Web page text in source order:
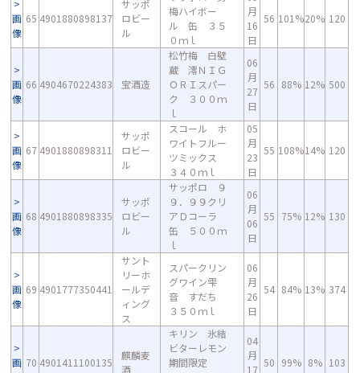
画
像
65 4901880898137
サッポ
ロビー
ル
梅ハイボー
ル 缶 ３５
０ｍｌ
月
16
日
56 101%20% 120
画
像
66 4904670224383 宝酒造
松竹梅 白壁
蔵 澪ＮＩＧ
ＯＲＩスパー
ク ３００ｍ
ｌ
06
月
27
日
56 88% 12% 500
画
像
67 4901880898311
サッポ
ロビー
ル
スコール ホ
ワイトフルー
ツミックス
３４０ｍｌ
05
月
23
日
55 108%14% 120
画
像
68 4901880898335
サッポ
ロビー
ル
サッポロ ９
９．９９クリ
アＤコーラ
缶 ５００ｍ
ｌ
06
月
06
日
55 75% 12% 130
画
像
69 4901777350441
サント
リーホ
ールデ
ィング
ス
スパークリン
グワイン雫
音 すだち
３５０ｍｌ
06
月
26
日
54 84% 13% 374
画 70 4901411100135
麒麟麦
酒
キリン 氷結
ビターレモン
期間限定
04
月
17
50 99% 8% 103